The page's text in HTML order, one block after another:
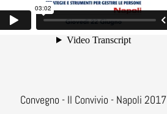
Convegno - Il Convivio - Napoli 2017